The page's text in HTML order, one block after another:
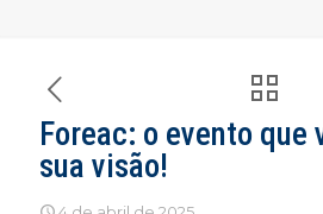
Foreac: o evento que
sua visão!